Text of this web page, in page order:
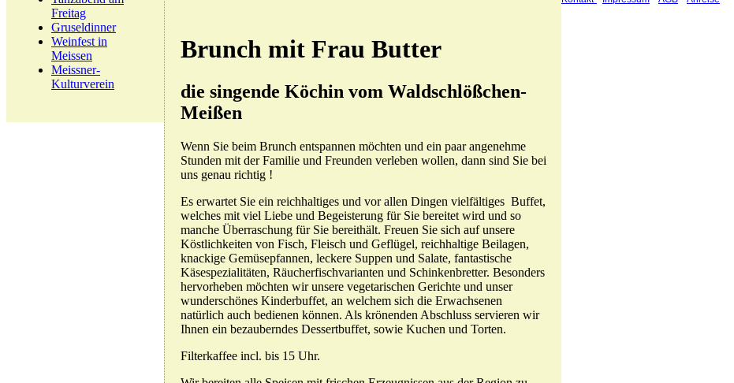
Freitag
Gruseldinner
Weinfest in
Meissen
Meissner-
Kulturverein
Brunch mit Frau Butter
die singende Köchin vom Waldschlößchen-
Meißen
Wenn Sie beim Brunch entspannen möchten und ein paar angenehme
Stunden mit der Familie und Freunden verleben wollen, dann sind Sie bei
uns genau richtig !
Es erwartet Sie ein reichhaltiges und vor allen Dingen vielfältiges Buffet,
welches mit viel Liebe und Begeisterung für Sie bereitet wird und so
manche Überraschung für Sie bereithält. Freuen Sie sich auf unsere
Köstlichkeiten von Fisch, Fleisch und Geflügel, reichhaltige Beilagen,
knackige Gemüsepfannen, leckere Suppen und Salate, fantastische
Käsespezialitäten, Räucherfischvarianten und Schinkenbretter. Besonders
hervorheben möchten wir unsere vegetarischen Gerichte und unser
wunderschönes Kinderbuffet, an welchem sich die Erwachsenen
natürlich auch bedienen können. Als krönenden Abschluss servieren wir
Ihnen ein bezauberndes Dessertbuffet, sowie Kuchen und Torten.
Filterkaffee incl. bis 15 Uhr.